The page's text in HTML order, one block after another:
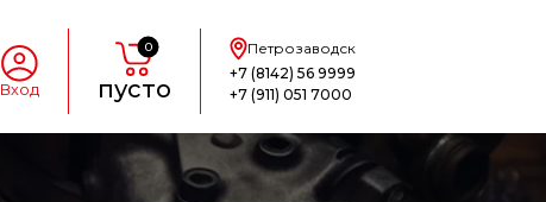
Вход
0
пусто
Петрозаводск
+7 (8142) 56 9999
+7 (911) 051 7000